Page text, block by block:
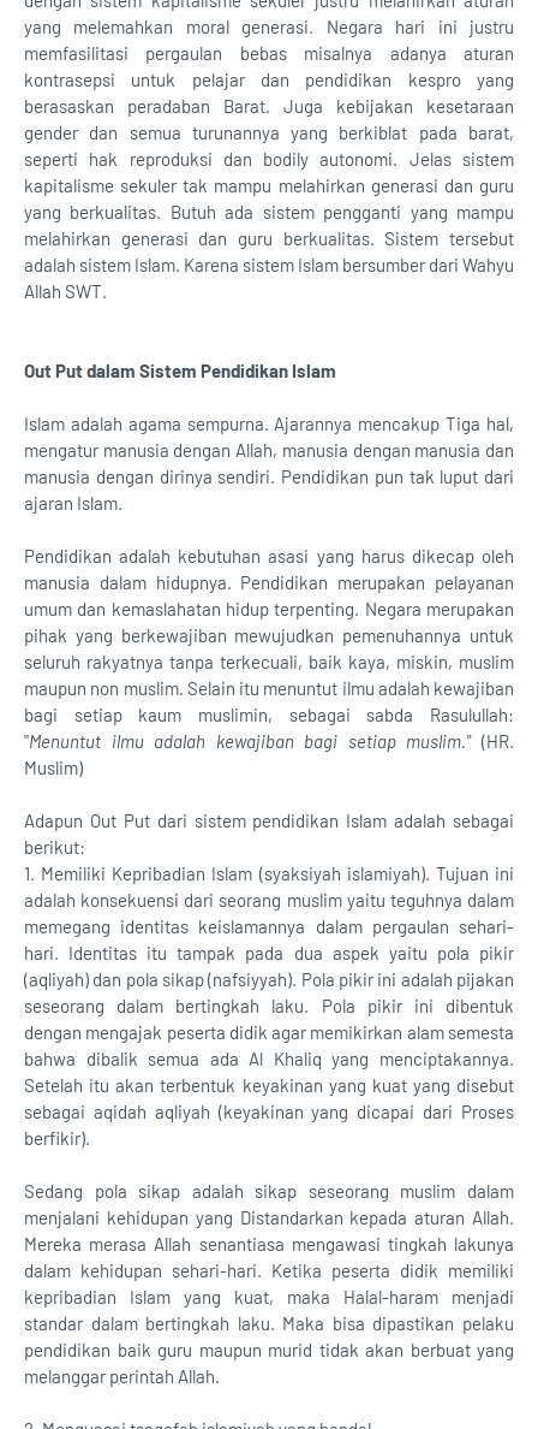
yang melemahkan moral generasi. Negara hari ini justru
memfasilitasi pergaulan bebas misalnya adanya aturan
kontrasepsi untuk pelajar dan pendidikan kespro yang
berasaskan peradaban Barat. Juga kebijakan kesetaraan
gender dan semua turunannya yang berkiblat pada barat,
seperti hak reproduksi dan bodily autonomi. Jelas sistem
kapitalisme sekuler tak mampu melahirkan generasi dan guru
yang berkualitas. Butuh ada sistem pengganti yang mampu
melahirkan generasi dan guru berkualitas. Sistem tersebut
adalah sistem Islam. Karena sistem Islam bersumber dari Wahyu
Allah SWT.
Out Put dalam Sistem Pendidikan Islam
Islam adalah agama sempurna. Ajarannya mencakup Tiga hal,
mengatur manusia dengan Allah, manusia dengan manusia dan
manusia dengan dirinya sendiri. Pendidikan pun tak luput dari
ajaran Islam.
Pendidikan adalah kebutuhan asasi yang harus dikecap oleh
manusia dalam hidupnya. Pendidikan merupakan pelayanan
umum dan kemaslahatan hidup terpenting. Negara merupakan
pihak yang berkewajiban mewujudkan pemenuhannya untuk
seluruh rakyatnya tanpa terkecuali, baik kaya, miskin, muslim
maupun non muslim. Selain itu menuntut ilmu adalah kewajiban
bagi setiap kaum muslimin, sebagai sabda Rasulullah:
"Menuntut ilmu adalah kewajiban bagi setiap muslim."(HR.
Muslim)
Adapun Out Put dari sistem pendidikan Islam adalah sebagai
berikut:
1. Memiliki Kepribadian Islam (syaksiyah islamiyah). Tujuan ini
adalah konsekuensi dari seorang muslim yaitu teguhnya dalam
memegang identitas keislamannya dalam pergaulan sehari-
hari. Identitas itu tampak pada dua aspek yaitu pola pikir
(aqliyah) dan pola sikap (nafsiyyah). Pola pikir ini adalah pijakan
seseorang dalam bertingkah laku. Pola pikir ini dibentuk
dengan mengajak peserta didik agar memikirkan alam semesta
bahwa dibalik semua ada Al Khaliq yang menciptakannya.
Setelah itu akan terbentuk keyakinan yang kuat yang disebut
sebagai aqidah aqliyah (keyakinan yang dicapai dari Proses
berfikir).
Sedang pola sikap adalah sikap seseorang muslim dalam
menjalani kehidupan yang Distandarkan kepada aturan Allah.
Mereka merasa Allah senantiasa mengawasi tingkah lakunya
dalam kehidupan sehari-hari. Ketika peserta didik memiliki
kepribadian Islam yang kuat, maka Halal-haram menjadi
standar dalam bertingkah laku. Maka bisa dipastikan pelaku
pendidikan baik guru maupun murid tidak akan berbuat yang
melanggar perintah Allah.